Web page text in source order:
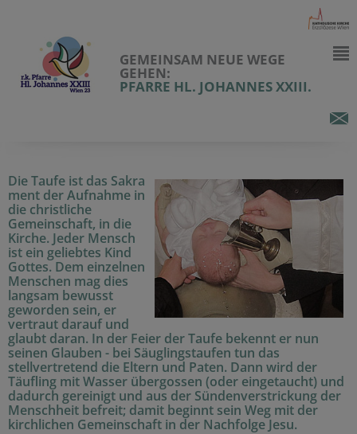
GEMEINSAM NEUE WEGE
GEHEN:
PFARRE HL. JOHANNES XXIII.
Die Taufe ist das Sakra
ment der Aufnahme in
die christliche
Gemeinschaft, in die
Kirche. Jeder Mensch
ist ein geliebtes Kind
Gottes. Dem einzelnen
Menschen mag dies
langsam bewusst
geworden sein, er
vertraut darauf und
glaubt daran. In der Feier der Taufe bekennt er nun
seinen Glauben - bei Säuglingstaufen tun das
stellvertretend die Eltern und Paten. Dann wird der
Täufling mit Wasser übergossen (oder eingetaucht) und
dadurch gereinigt und aus der Sündenverstrickung der
Menschheit befreit; damit beginnt sein Weg mit der
kirchlichen Gemeinschaft in der Nachfolge Jesu.